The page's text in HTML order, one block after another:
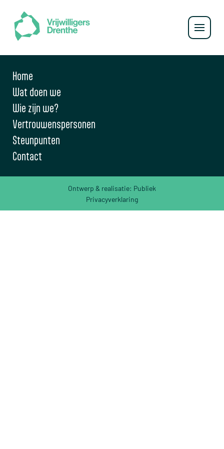
Home
Wat doen we
Wie zijn we?
Vertrouwenspersonen
Steunpunten
Contact
Ontwerp & realisatie: Publiek
Privacyverklaring